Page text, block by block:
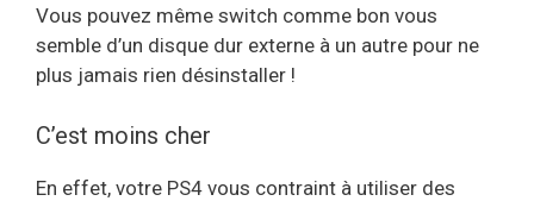
Vous pouvez même switch comme bon vous
semble d’un disque dur externe à un autre pour ne
plus jamais rien désinstaller !
C’est moins cher
En effet, votre PS4 vous contraint à utiliser des